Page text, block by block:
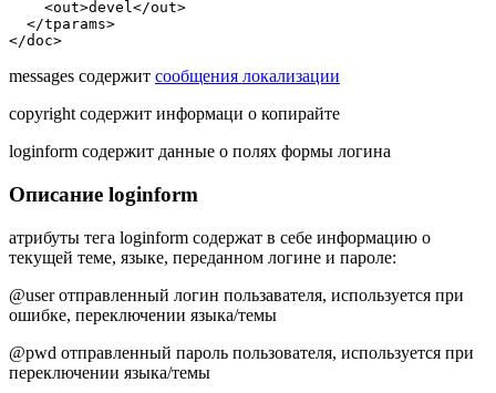
    <out>devel</out>
  </tparams>
</doc>
messages содержит сообщения локализации
copyright содержит информаци о копирайте
loginform содержит данные о полях формы логина
Описание loginform
атрибуты тега loginform содержат в себе информацию о
текущей теме, языке, переданном логине и пароле:
@user отправленный логин пользавателя, используется при
ошибке, переключении языка/темы
@pwd отправленный пароль пользователя, используется при
переключении языка/темы